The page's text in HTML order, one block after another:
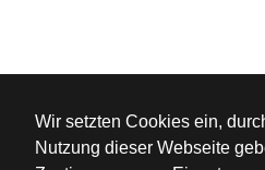
Wir setzten Cookies ein,
Nutzung dieser Webseite